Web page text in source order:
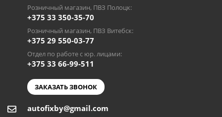
Розничный магазин, ПВЗ Полоцк:
+375 33 350-35-70
Розничный магазин, ПВЗ Витебск:
+375 29 550-03-77
Отдел по работе с юр. лицами:
+375 33 66-99-511
ЗАКАЗАТЬ ЗВОНОК
autofixby@gmail.com